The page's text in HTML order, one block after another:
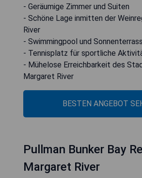
- Geräumige Zimmer und Suiten
- Schöne Lage inmitten der
River
- Swimmingpool und
- Tennisplatz für sportliche
- Mühelose Erreichbarkeit des
Margaret River
BESTEN ANGEBOT
Pullman Bunker Bay
Margaret River